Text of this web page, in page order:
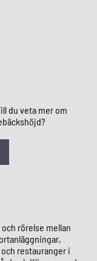
du veta mer om
rörelse mellan
restauranger i